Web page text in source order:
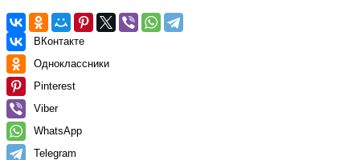
ВКонтакте
Одноклассники
Pinterest
Viber
WhatsApp
Telegram